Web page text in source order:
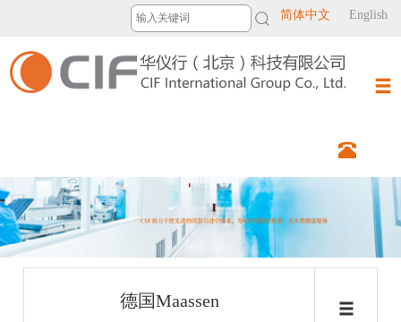
简体中文 English
德国Maassen